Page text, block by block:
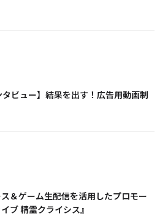
タビュー】結果を出す！広告用動画制
＆ゲーム生配信を活用したプロモー
ブ 精霊クライシス』